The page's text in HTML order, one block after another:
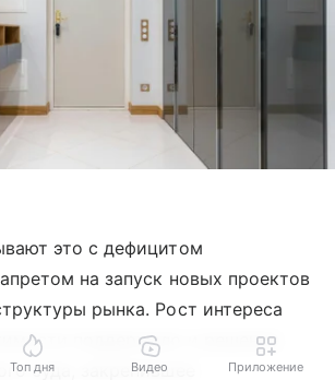
это с дефицитом
на запуск новых проектов
рынка. Рост интереса
поддержало и решение
суда, закрепившее
Топ дня Видео Приложение